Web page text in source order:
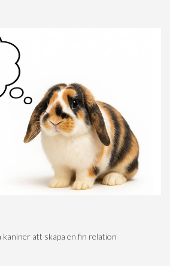
kaniner att skapa en fin relation